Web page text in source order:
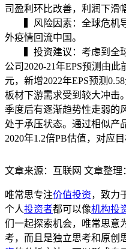
司盈利环比改善，利润下滑
▍风险因素：全球危机导
外疫情回流中国。
▍投资建议：考虑到全球
公司2020-21年EPS预测由此
元，新增2022年EPS预测
板材下游需求受到较大冲击
季度后有逐渐趋势性走弱的
处于承压状态。通过相似产
2020年1.2倍PB估值，对应
文章来源：互联网 文章整理
唯常思专注价值投资，致力
个人投资者都可以像机构投
们一起探索机会，唯常思意
考，而且是独立思考和原创